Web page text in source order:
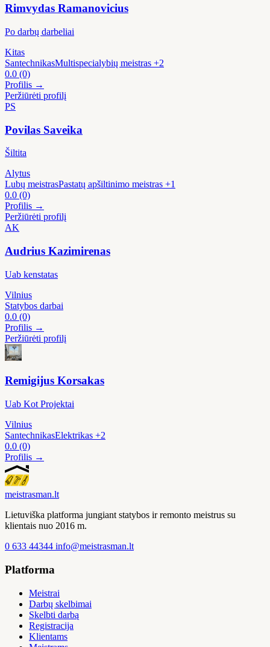
Rimvydas Ramanovicius
Po darbų darbeliai
Kitas
SantechnikasMultispecialybių meistras +2
0.0 (0)
Profilis →
Peržiūrėti profilį
PS
Povilas Saveika
Šiltita
Alytus
Lubų meistrasPastatų apšiltinimo meistras +1
0.0 (0)
Profilis →
Peržiūrėti profilį
AK
Audrius Kazimirenas
Uab kenstatas
Vilnius
Statybos darbai
0.0 (0)
Profilis →
Peržiūrėti profilį
Remigijus Korsakas
Uab Kot Projektai
Vilnius
SantechnikasElektrikas +2
0.0 (0)
Profilis →
meistrasman.lt
Lietuviška platforma jungiant statybos ir remonto meistrus su
klientais nuo 2016 m.
0 633 44344 info@meistrasman.lt
Platforma
Meistrai
Darbų skelbimai
Skelbti darbą
Registracija
Klientams